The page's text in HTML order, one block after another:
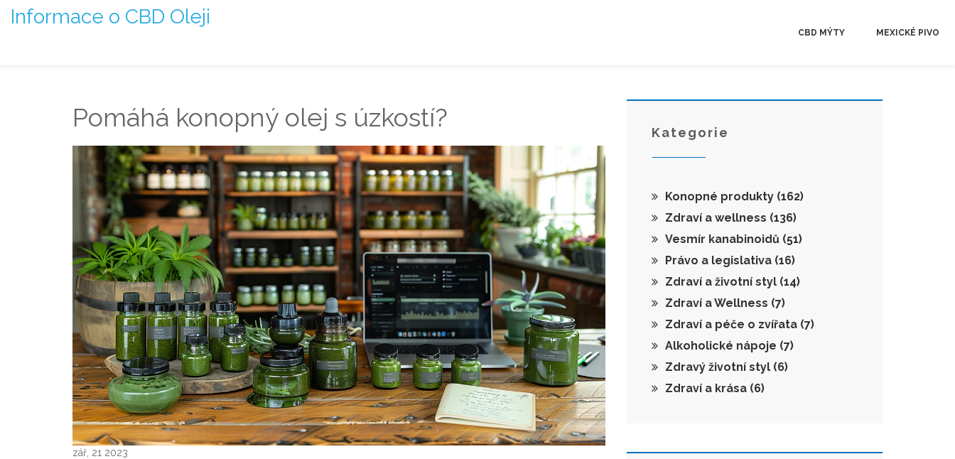
Informace o CBD Oleji
CBD MÝTY MEXICKÉ PIVO
Pomáhá konopný olej s úzkostí?
zář, 21 2023
Kategorie
Konopné produkty (162)
Zdraví a wellness (136)
Vesmír kanabinoidů (51)
Právo a legislativa (16)
Zdraví a životní styl (14)
Zdraví a Wellness (7)
Zdraví a péče o zvířata (7)
Alkoholické nápoje (7)
Zdravý životní styl (6)
Zdraví a krása (6)